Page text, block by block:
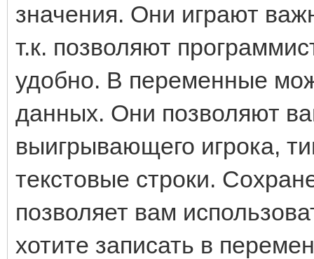
значения. Они играют
т.к. позволяют
удобно. В переменные
данных. Они позволяют
выигрывающего игрока,
текстовые строки.
позволяет вам
хотите записать в